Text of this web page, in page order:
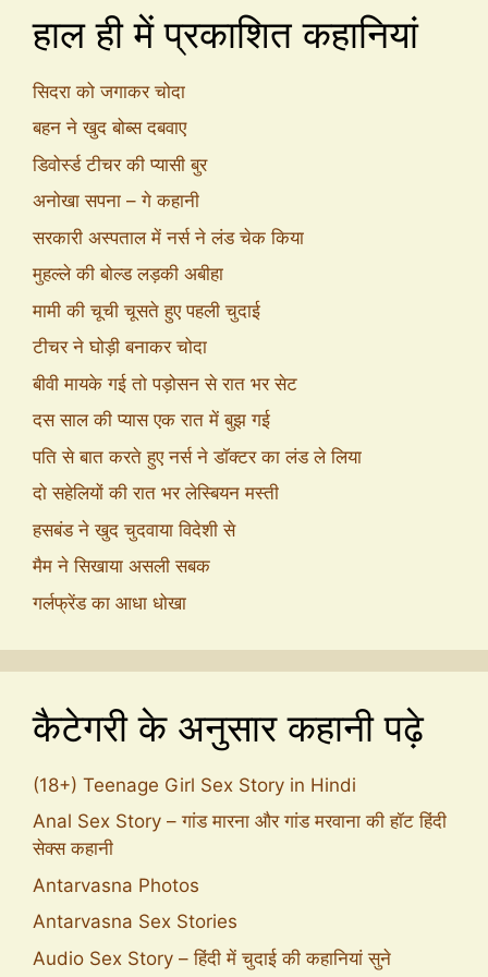
हाल ही में प्रकाशित कहानियां
सिदरा को जगाकर चोदा
बहन ने खुद बोब्स दबवाए
डिवोर्स्ड टीचर की प्यासी बुर
अनोखा सपना – गे कहानी
सरकारी अस्पताल में नर्स ने लंड चेक किया
मुहल्ले की बोल्ड लड़की अबीहा
मामी की चूची चूसते हुए पहली चुदाई
टीचर ने घोड़ी बनाकर चोदा
बीवी मायके गई तो पड़ोसन से रात भर सेट
दस साल की प्यास एक रात में बुझ गई
पति से बात करते हुए नर्स ने डॉक्टर का लंड ले लिया
दो सहेलियों की रात भर लेस्बियन मस्ती
हसबंड ने खुद चुदवाया विदेशी से
मैम ने सिखाया असली सबक
गर्लफ्रेंड का आधा धोखा
कैटेगरी के अनुसार कहानी पढ़े
(18+) Teenage Girl Sex Story in Hindi
Anal Sex Story – गांड मारना और गांड मरवाना की हॉट हिंदी
सेक्स कहानी
Antarvasna Photos
Antarvasna Sex Stories
Audio Sex Story – हिंदी में चुदाई की कहानियां सुने